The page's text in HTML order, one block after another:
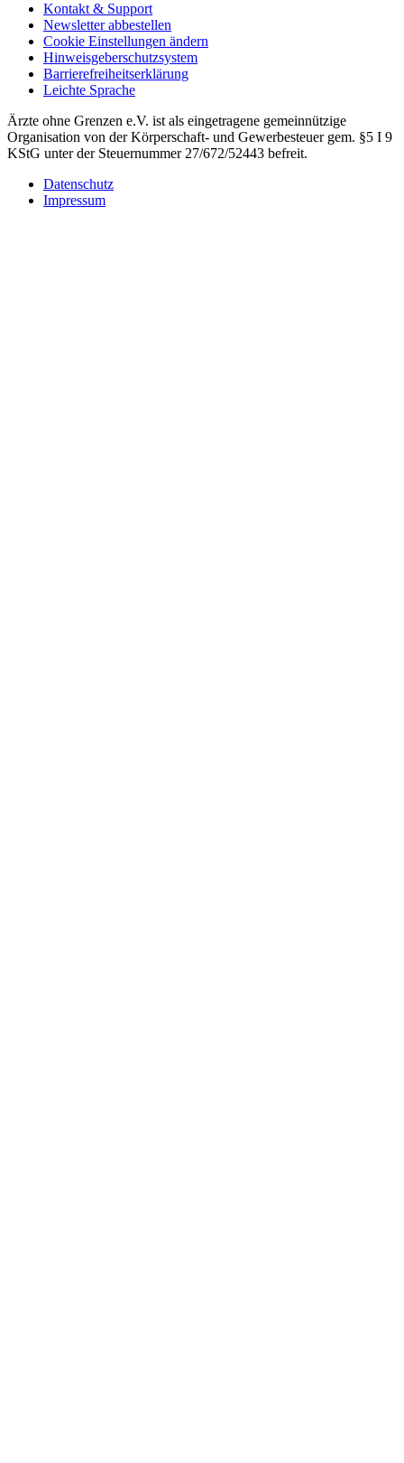
Kontakt & Support
Newsletter abbestellen
Cookie Einstellungen ändern
Hinweisgeberschutzsystem
Barrierefreiheitserklärung
Leichte Sprache
Ärzte ohne Grenzen e.V. ist als eingetragene gemeinnützige
Organisation von der Körperschaft- und Gewerbesteuer gem. §5 I 9
KStG unter der Steuernummer 27/672/52443 befreit.
Datenschutz
Impressum